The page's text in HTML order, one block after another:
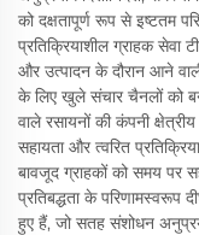
को दक्षतापूर्ण रूप से इष्टतम
प्रतिक्रियाशील ग्राहक सेवा
और उत्पादन के दौरान आने
के लिए खुले संचार चैनलों को
वाले रसायनों की कंपनी
सहायता और त्वरित
बावजूद ग्राहकों को समय पर
प्रतिबद्धता के परिणामस्वरूप
हुए हैं, जो सतह संशोधन